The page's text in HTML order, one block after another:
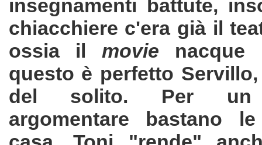
insegnamenti battute,
chiacchiere c'era già il
ossia il movie
questo è perfetto
del solito. Per un
argomentare bastano